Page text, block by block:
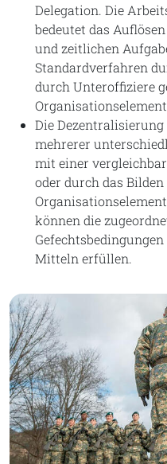
Delegation. Die
bedeutet das
und zeitlichen
Standardverfahren
durch Unteroffiziere
Die
mehrerer
mit einer
oder durch das
können die
Mitteln erfüllen.